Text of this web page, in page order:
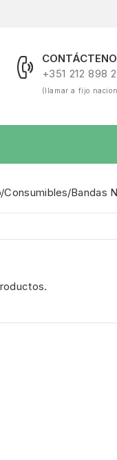
+351 212 898
(llamar a fijo
Consumibles Bandas